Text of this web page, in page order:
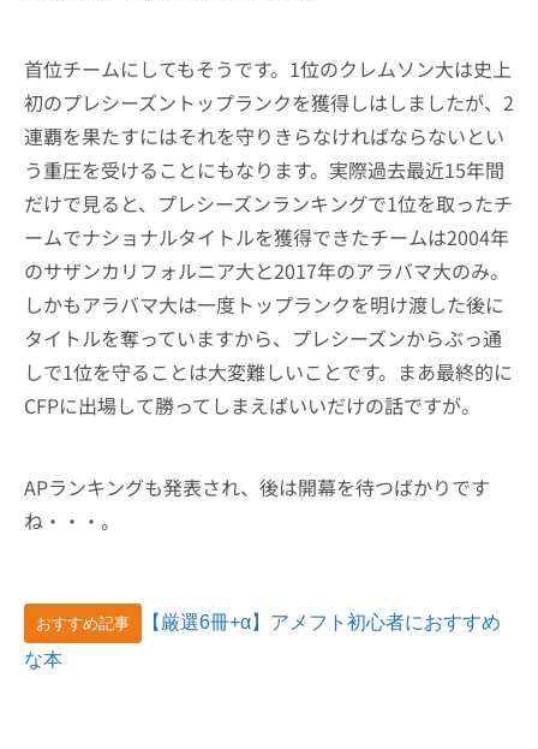
首位チームにしてもそうです。1位のクレムソン大は史上
初のプレシーズントップランクを獲得しはしましたが、2
連覇を果たすにはそれを守りきらなければならないとい
う重圧を受けることにもなります。実際過去最近15年間
だけで見ると、プレシーズンランキングで1位を取ったチ
ームでナショナルタイトルを獲得できたチームは2004年
のサザンカリフォルニア大と2017年のアラバマ大のみ。
しかもアラバマ大は一度トップランクを明け渡した後に
タイトルを奪っていますから、プレシーズンからぶっ通
しで1位を守ることは大変難しいことです。まあ最終的に
CFPに出場して勝ってしまえばいいだけの話ですが。
APランキングも発表され、後は開幕を待つばかりです
ね・・・。
おすすめ記事
【厳選6冊+α】アメフト初心者におすすめ
な本